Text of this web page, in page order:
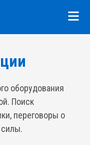
оборудования
Поиск
переговоры о